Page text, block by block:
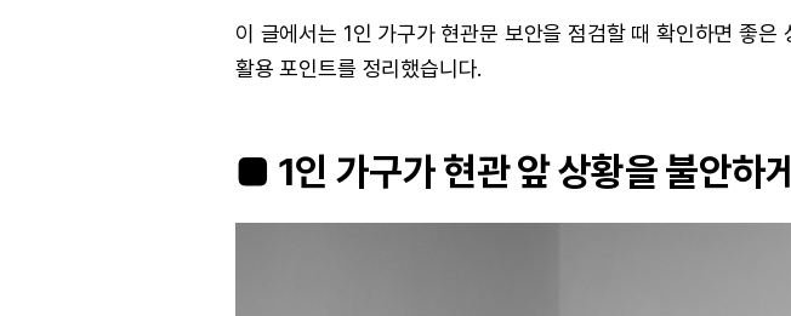
이 글에서는 1인 가구가 현관문 보안을 점검할 때 확인하면 좋
활용 포인트를 정리했습니다.
■ 1인 가구가 현관 앞 상황을 불안하